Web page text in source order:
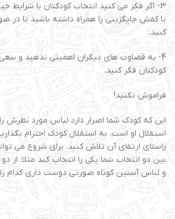
3- اگر فکر می کنید انتخاب کودکتان با شرایط
یا کفش جایگزینی را همراه داشته باشید تا در
کنید.
4- به قضاوت های دیگران اهمیتی ندهید و
کودکتان فکر کنید.
فراموش نکنید!
این که کودک شما اصرار دارد لباس مورد نظرش
استقلال او است. به استقلال کودک احترام
راستای ارتقای آن تلاش کنید. برای شروع می
بین دو انتخاب شما یکی را انتخاب کند مثلا: از
و لباس آستین کوتاه صورتی دوست داری کدام